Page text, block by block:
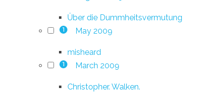
Über die Dummheitsvermutung
1 May 2009
misheard
1 March 2009
Christopher. Walken.